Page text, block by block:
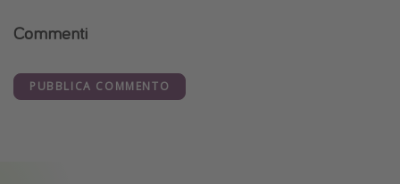
Commenti
PUBBLICA COMMENTO